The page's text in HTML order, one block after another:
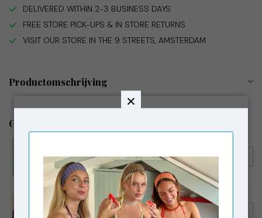
DELIVERED WITHIN 2-3 BUSINESS DAYS
FREE STORE PICK-UPS & IN STORE RETURNS
VISIT OUR STORE IN THE 9 STREETS, AMSTERDAM
Productomschrijving
Gerelateerde producten
Susmie's Dalia Reversible Top
€55,00
SUSMIE'S €66,00